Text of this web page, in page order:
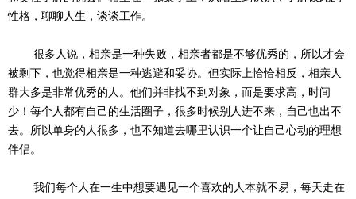
性格，聊聊人生，谈谈工作。
很多人说，相亲是一种失败，相亲者都是不够优秀的，所以才会
被剩下，也觉得相亲是一种逃避和妥协。但实际上恰恰相反，相亲人
群大多是非常优秀的人。他们并非找不到对象，而是要求高，时间
少！每个人都有自己的生活圈子，很多时候别人进不来，自己也出不
去。所以单身的人很多，也不知道去哪里认识一个让自己心动的理想
伴侣。
我们每个人在一生中想要遇见一个喜欢的人本就不易，每天走在